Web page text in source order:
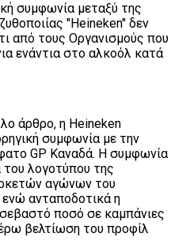
συμφωνία μεταξύ της
"Heineken" δεν
από τους Οργανισμούς που
ενάντια στο αλκοόλ κατά
άρθρο, η Heineken
συμφωνία με την
GP Καναδά. Η συμφωνία
του λογοτύπου της
αγώνων του
ανταποδοτικά η
ποσό σε καμπάνιες
βελτίωση του προφίλ